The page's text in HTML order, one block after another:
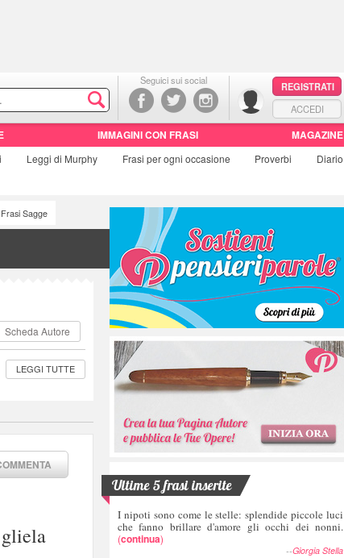
Seguici sui social
REGISTRATI
ACCEDI
IMMAGINI CON FRASI MAGAZINE
Leggi di Murphy Frasi per ogni occasione Proverbi
Diario
Frasi Sagge
Scheda Autore
LEGGI TUTTE
Ultime 5 frasi inserite
I nipoti sono come le stelle: splendide piccole luci
che fanno brillare d'amore gli occhi dei nonni.
(continua)
--Giorgia Stella